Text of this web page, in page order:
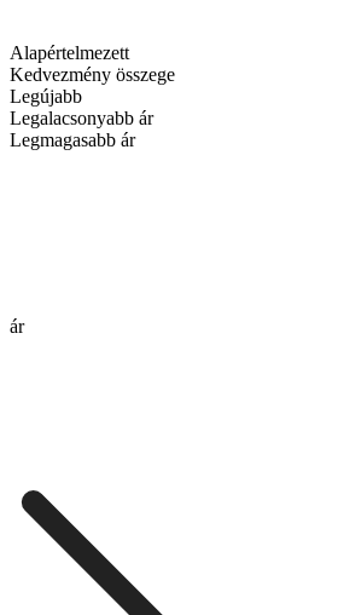
Alapértelmezett
Kedvezmény összege
Legújabb
Legalacsonyabb ár
Legmagasabb ár
ár